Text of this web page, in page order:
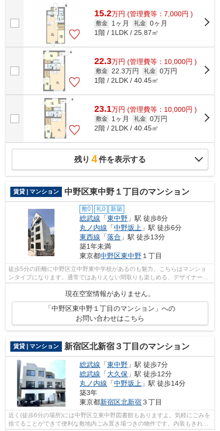
ョンの周辺に駅が2つあり、よく電車を...
15.2万円 (管理費等：7,000円 )
敷金 1ヶ月 礼金 0ヶ月
1階 / 1LDK / 25.87㎡
22.3万円 (管理費等：10,000円 )
敷金 22.3万円 礼金 0万円
1階 / 2LDK / 40.45㎡
23.1万円 (管理費等：10,000円 )
敷金 1ヶ月 礼金 0万円
2階 / 2LDK / 40.45㎡
残り 4件を表示する
賃貸 | マンション 中野区東中野１丁目のマンション
敷0 礼0 新築
総武線 「東中野 」駅 徒歩8分
丸ノ内線 「中野坂上 」駅 徒歩6分
東西線 「落合 」駅 徒歩13分
築1年未満
東京都中野区東中野 １丁目
徒歩5分の距離に中野区立中野東中学校があるのも魅力。こちらはマンショ
ンタイプになります。通常ではありえない間取りも楽しめる、デザイナーズ
物件です。中野区エリアと総武線東中野...
現在空室情報がありません。
「中野区東中野１丁目のマンション」への
お問い合わせはこちら
賃貸 | マンション 新宿区北新宿３丁目のマンション
総武線 「東中野 」駅 徒歩7分
総武線 「大久保 」駅 徒歩12分
丸ノ内線 「中野坂上 」駅 徒歩14分
築3年
東京都新宿区北新宿３丁目
近く(徒歩6分の場所)には中野区立東中野図書館もありますよ。気軽にごみを
捨てることができて便利な敷地内ごみ置き場つきの物件です。内装もきれい